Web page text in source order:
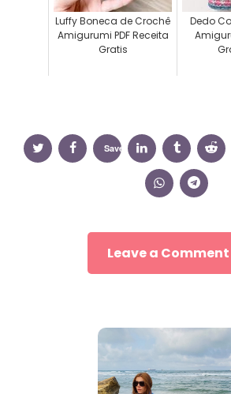
Luffy Boneca de Crochê
Amigurumi PDF Receita
Gratis
Dedo
Save
Leave a Comment